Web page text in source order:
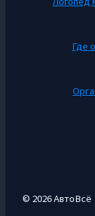
Где
© 2026 АвтоВсё